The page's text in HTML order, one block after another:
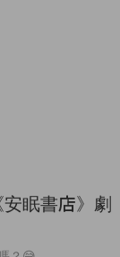
安眠書店》劇